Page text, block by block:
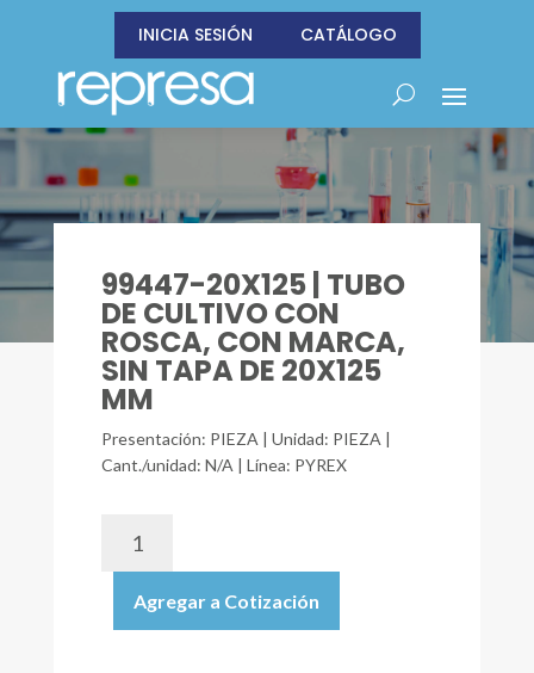
INICIA SESIÓN CATÁLOGO
99447-20X125 | TUBO
DE CULTIVO CON
ROSCA, CON MARCA,
SIN TAPA DE 20X125
MM
Presentación: PIEZA | Unidad: PIEZA |
Cant./unidad: N/A | Línea: PYREX
20X125
TUBO
DE
Agregar a Cotización